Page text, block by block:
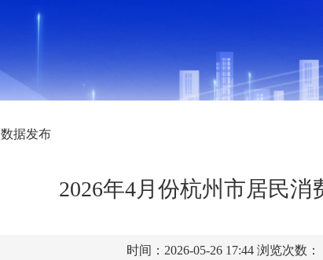
数据发布
2026年4月份杭州市居民消
时间：2026-05-26 17:44 浏览次数：